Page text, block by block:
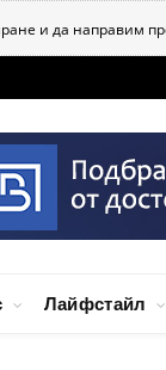
и да направим
Лайфстайл